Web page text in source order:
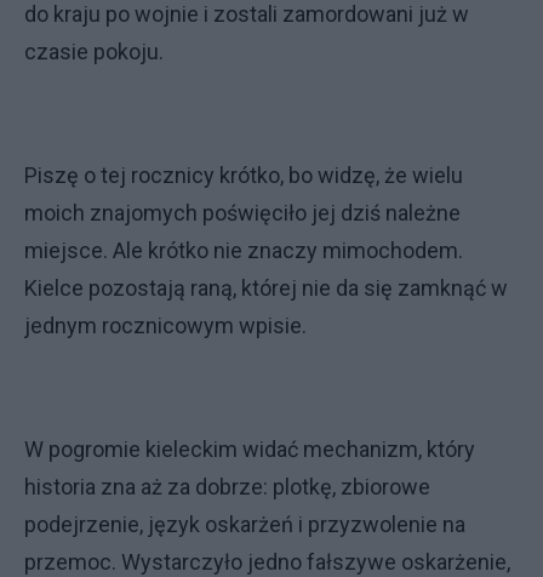
do kraju po wojnie i zostali zamordowani już w
czasie pokoju.
Piszę o tej rocznicy krótko, bo widzę, że wielu
moich znajomych poświęciło jej dziś należne
miejsce. Ale krótko nie znaczy mimochodem.
Kielce pozostają raną, której nie da się zamknąć w
jednym rocznicowym wpisie.
W pogromie kieleckim widać mechanizm, który
historia zna aż za dobrze: plotkę, zbiorowe
podejrzenie, język oskarżeń i przyzwolenie na
przemoc. Wystarczyło jedno fałszywe oskarżenie,